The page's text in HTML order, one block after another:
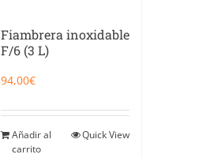
Fiambrera inoxidable
F/6 (3 L)
94,00€
Añadir al
carrito
Quick View